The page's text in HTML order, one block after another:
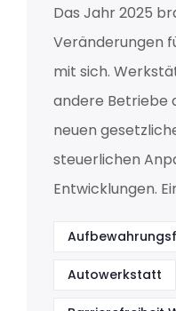
Das Jahr 2025
Veränderungen
mit sich.
andere Betriebe
neuen
steuerlichen
Entwicklungen.
Autowerkstatt